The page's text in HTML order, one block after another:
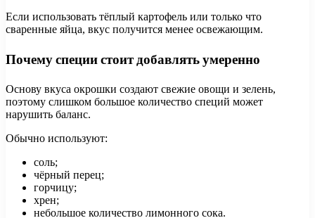
Если использовать тёплый картофель или только что
сваренные яйца, вкус получится менее освежающим.
Почему специи стоит добавлять умеренно
Основу вкуса окрошки создают свежие овощи и зелень,
поэтому слишком большое количество специй может
нарушить баланс.
Обычно используют:
соль;
чёрный перец;
горчицу;
хрен;
небольшое количество лимонного сока.